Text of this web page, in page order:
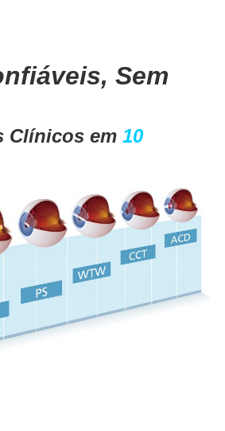
Sem
Clínicos em 10